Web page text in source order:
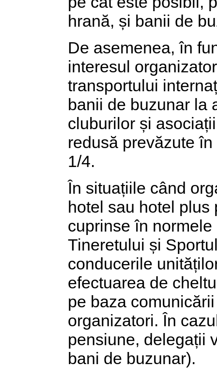
hrană, și banii de
De asemenea, în
interesul
transportului
banii de buzunar la
cluburilor și
redusă prevăzute
1/4.
În situațiile când
hotel sau hotel plus
cuprinse în
Tineretului și
conducerile
efectuarea de
pe baza
organizatori. În
pensiune, delegații
bani de buzunar).